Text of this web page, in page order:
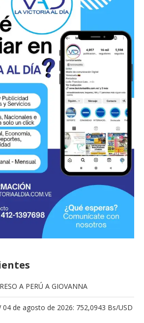
A PERÚ A GIOVANNA
04 de agosto de 2026: 752,0943 Bs/USD